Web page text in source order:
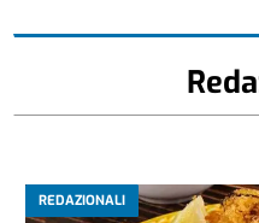
REDAZIONALI